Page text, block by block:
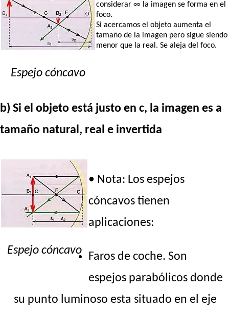
Espejo cóncavo
considerar ∞ la imagen se forma en el
foco.
Si acercamos el objeto aumenta el
tamaño de la imagen pero sigue siendo
menor que la real. Se aleja del foco.
b) Si el objeto está justo en c, la imagen es a
tamaño natural, real e invertida
Espejo cóncavo
• Nota: Los espejos
cóncavos tienen
aplicaciones:
Faros de coche. Son
espejos parabólicos donde
su punto luminoso esta situado en el eje